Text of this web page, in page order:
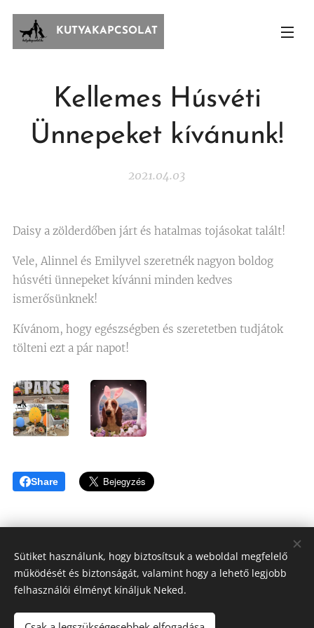
KUTYAKAPCSOLAT
Kellemes Húsvéti
Ünnepeket kívánunk!
2021.04.03
Daisy a zölderdőben járt és hatalmas tojásokat talált!
Vele, Alinnel és Emilyvel szeretnék nagyon boldog
húsvéti ünnepeket kívánni minden kedves
ismerősünknek!
Kívánom, hogy egészségben és szeretetben tudjátok
tölteni ezt a pár napot!
Share
Tóthné Hesz Andrea
Sütiket használunk, hogy biztosítsuk a weboldal megfelelő
működését és biztonságát, valamint hogy a lehető legjobb
felhasználói élményt kínáljuk Neked.